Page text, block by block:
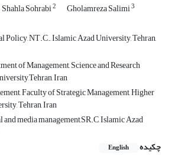
Shahla Sohrabi2 Gholamreza Salimi3
Policy, NT.C., Islamic Azad University, Tehran,
of Management, Science and Research
Iran
Faculty of Strategic Management, Higher
Tehran, Iran
media management,SR.C, Islamic Azad
چکیده
English